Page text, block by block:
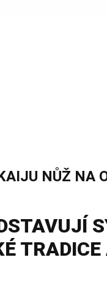
NŮŽ NA
TRADICE